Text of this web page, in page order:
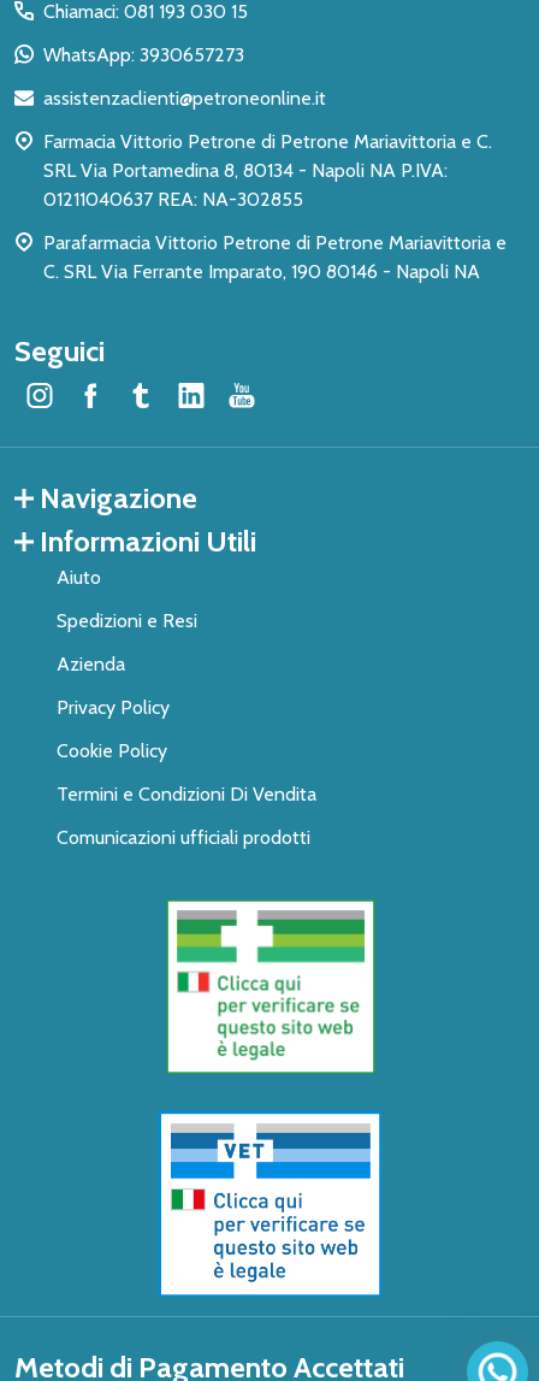
del
piè
pagina
Chiamaci: 081 193 030 15
WhatsApp: 3930657273
assistenzaclienti@petroneonline.it
Farmacia Vittorio Petrone di Petrone Mariavittoria e C.
SRL Via Portamedina 8, 80134 - Napoli NA P.IVA:
01211040637 REA: NA-302855
Parafarmacia Vittorio Petrone di Petrone Mariavittoria e
C. SRL Via Ferrante Imparato, 190 80146 - Napoli NA
Seguici
Navigazione
Informazioni Utili
Aiuto
Spedizioni e Resi
Azienda
Privacy Policy
Cookie Policy
Termini e Condizioni Di Vendita
Comunicazioni ufficiali prodotti
Metodi di Pagamento Accettati